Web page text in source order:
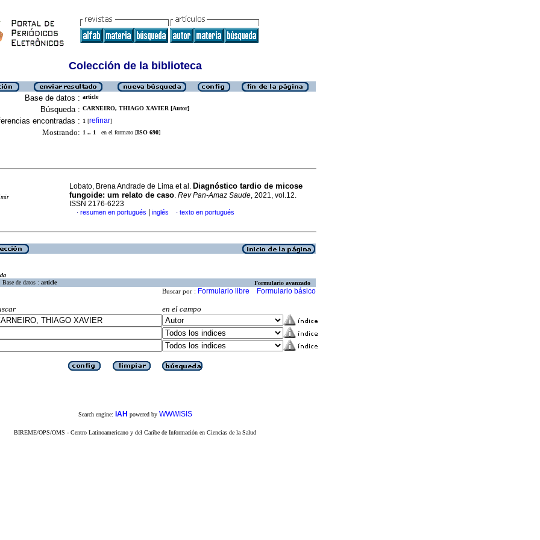
Colección de la biblioteca
Base de datos : article
Búsqueda : CARNEIRO, THIAGO XAVIER [Autor]
encontradas : 1 [refinar]
Mostrando: 1 .. 1 en el formato [ISO 690]
Lobato, Brena Andrade de Lima et al. Diagnóstico tardio de micose
fungoide: um relato de caso. Rev Pan-Amaz Saude, 2021, vol.12.
ISSN 2176-6223
· resumen en portugués inglés · texto en portugués
Base de datos : article Formulario avanzado
Buscar por : Formulario libre Formulario básico
en el campo
Search engine: iAH powered by WWWISIS
BIREME/OPS/OMS - Centro Latinoamericano y del Caribe de Información en Ciencias de la Salud